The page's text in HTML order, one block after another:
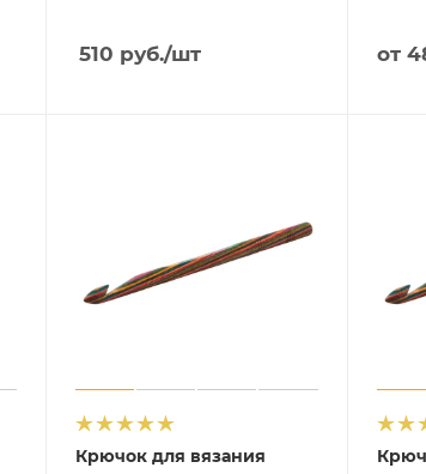
510 руб./шт от
Крючок для вязания